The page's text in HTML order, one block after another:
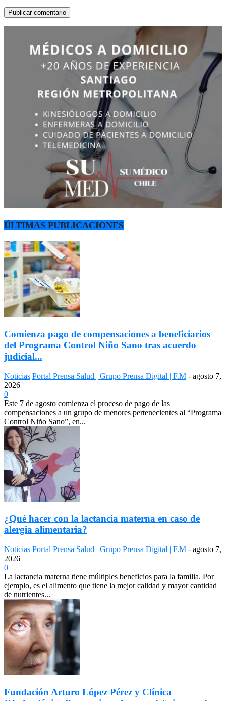
ÚLTIMAS PUBLICACIONES
Comienza pago de compensaciones a beneficiarios
del Programa Control Niño Sano tras acuerdo
judicial...
Noticias Portal Prensa Salud | Grupo Prensa Digital | F.M - agosto 7,
2026
0
Este 7 de agosto comienza el proceso de pago de las
compensaciones a un grupo de menores pertenecientes al “Programa
Control Niño Sano”, en...
¿Qué hacer con la lactancia materna en caso de
alergia alimentaria?
Noticias Portal Prensa Salud | Grupo Prensa Digital | F.M - agosto 7,
2026
0
La lactancia materna tiene múltiples beneficios para la familia. Por
ejemplo, es el alimento que tiene la mejor calidad y mayor cantidad
de nutrientes...
Fundación Arturo López Pérez y Clínica